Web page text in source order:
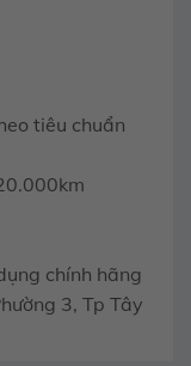
tiêu chuẩn
chính hãng
3, Tp Tây